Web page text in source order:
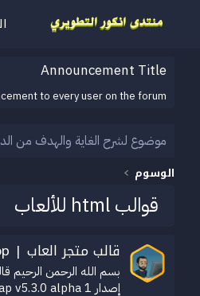
Announcement Title
to every user on the forum.
موضوع لشرح الغاية والهدف من
الوسوم
قوالب html للألعاب
قالب متجر العاب | Lugx Gaming Shop
إصدار Bootstrap v5.3.0 alpha 1. يحتوي القالب على 4 صفحات HTML مختلفة تشمل الصفحة الرئيسية، صفحة كتالوج...